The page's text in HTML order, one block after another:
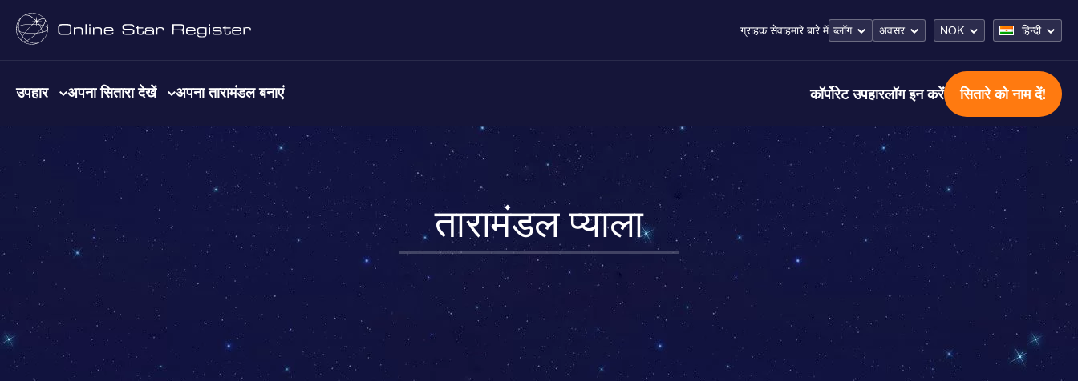
ग्राहक सेवाहमारे बारे में ब्लॉग अवसर NOK हिन्दी
उपहार अपना सितारा देखें अपना तारामंडल बनाएं कॉर्पोरेट उपहारलॉग इन करें सितारे को नाम दें!
तारामंडल प्याला